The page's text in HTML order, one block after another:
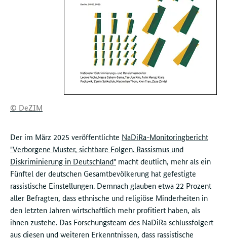
© DeZIM
Der im März 2025 veröffentlichte NaDiRa-Monitoringbericht
"Verborgene Muster, sichtbare Folgen. Rassismus und
Diskriminierung in Deutschland" macht deutlich, mehr als ein
Fünftel der deutschen Gesamtbevölkerung hat gefestigte
rassistische Einstellungen. Demnach glauben etwa 22 Prozent
aller Befragten, dass ethnische und religiöse Minderheiten in
den letzten Jahren wirtschaftlich mehr profitiert haben, als
ihnen zustehe. Das Forschungsteam des NaDiRa schlussfolgert
aus diesen und weiteren Erkenntnissen, dass rassistische